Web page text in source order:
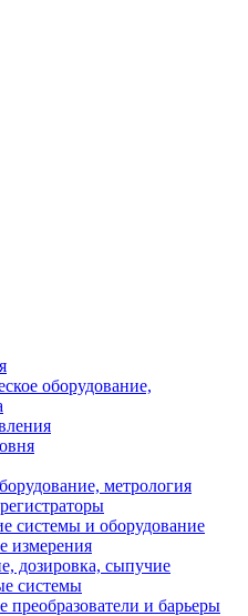
оборудование,
метрология
системы и оборудование
измерения
дозировка, сыпучие
системы
и барьеры